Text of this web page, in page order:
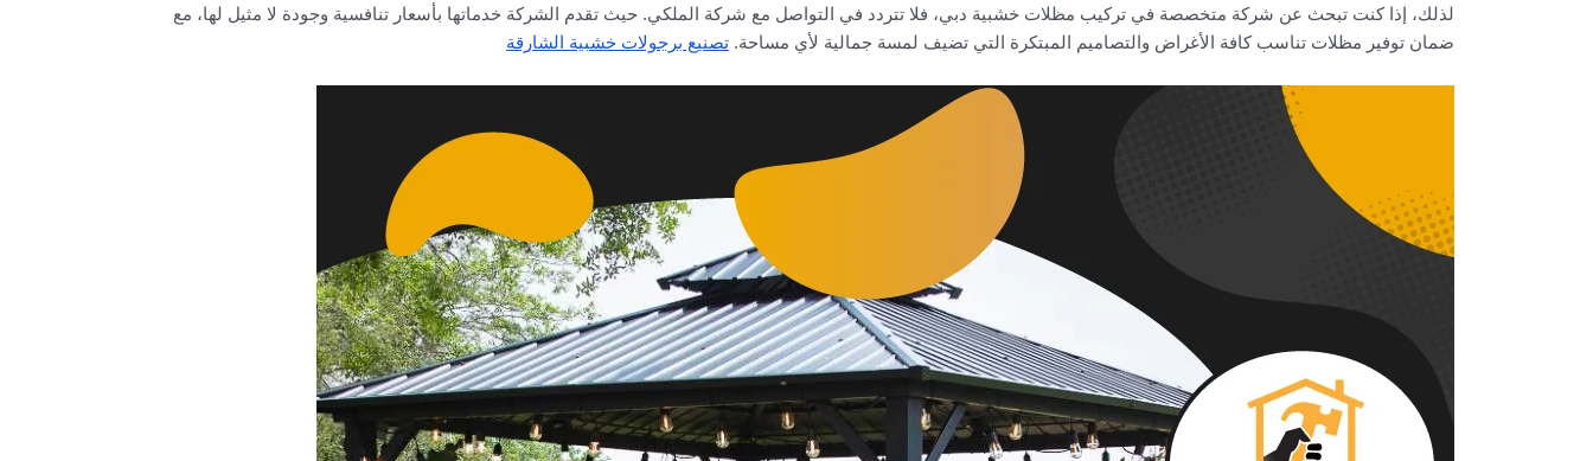
لذلك، إذا كنت تبحث عن شركة متخصصة في تركيب مظلات خشبية دبي، فلا تتردد في التواصل مع شركة الملكي. حيث تقدم الشركة خدماتها بأسعار تنافسية وجودة لا مثيل لها، مع
ضمان توفير مظلات تناسب كافة الأغراض والتصاميم المبتكرة التي تضيف لمسة جمالية لأي مساحة. تصنيع برجولات خشبية الشارقة